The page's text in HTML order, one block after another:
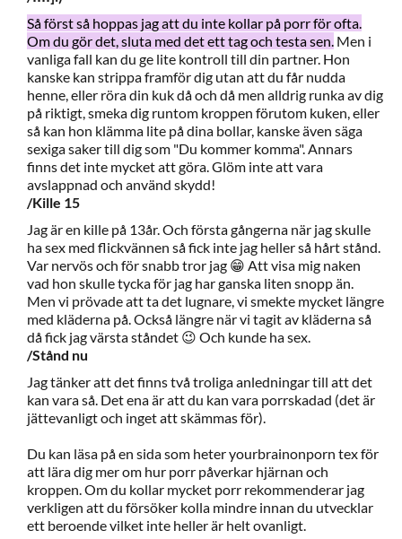
Så först så hoppas jag att du inte kollar på porr för ofta.
Om du gör det, sluta med det ett tag och testa sen. Men i
vanliga fall kan du ge lite kontroll till din partner. Hon
kanske kan strippa framför dig utan att du får nudda
henne, eller röra din kuk då och då men alldrig runka av dig
på riktigt, smeka dig runtom kroppen förutom kuken, eller
så kan hon klämma lite på dina bollar, kanske även säga
sexiga saker till dig som "Du kommer komma". Annars
finns det inte mycket att göra. Glöm inte att vara
avslappnad och använd skydd!
/Kille 15
Jag är en kille på 13år. Och första gångerna när jag skulle
ha sex med flickvännen så fick inte jag heller så hårt stånd.
Var nervös och för snabb tror jag 😁 Att visa mig naken
vad hon skulle tycka för jag har ganska liten snopp än.
Men vi prövade att ta det lugnare, vi smekte mycket längre
med kläderna på. Också längre när vi tagit av kläderna så
då fick jag värsta ståndet 😉 Och kunde ha sex.
/Stånd nu
Jag tänker att det finns två troliga anledningar till att det
kan vara så. Det ena är att du kan vara porrskadad (det är
jättevanligt och inget att skämmas för).
Du kan läsa på en sida som heter yourbrainonporn tex för
att lära dig mer om hur porr påverkar hjärnan och
kroppen. Om du kollar mycket porr rekommenderar jag
verkligen att du försöker kolla mindre innan du utvecklar
ett beroende vilket inte heller är helt ovanligt.